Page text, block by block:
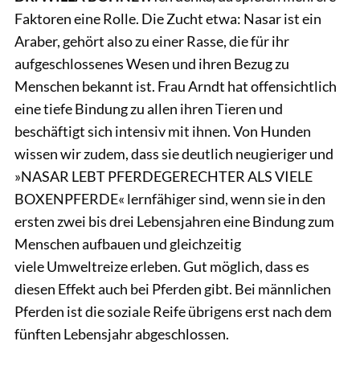
Faktoren eine Rolle. Die Zucht etwa: Nasar ist ein
Araber, gehört also zu einer Rasse, die für ihr
aufgeschlossenes Wesen und ihren Bezug zu
Menschen bekannt ist. Frau Arndt hat offensichtlich
eine tiefe Bindung zu allen ihren Tieren und
beschäftigt sich intensiv mit ihnen. Von Hunden
wissen wir zudem, dass sie deutlich neugieriger und
»NASAR LEBT PFERDEGERECHTER ALS VIELE
BOXENPFERDE« lernfähiger sind, wenn sie in den
ersten zwei bis drei Lebensjahren eine Bindung zum
Menschen aufbauen und gleichzeitig
viele Umweltreize erleben. Gut möglich, dass es
diesen Effekt auch bei Pferden gibt. Bei männlichen
Pferden ist die soziale Reife übrigens erst nach dem
fünften Lebensjahr abgeschlossen.